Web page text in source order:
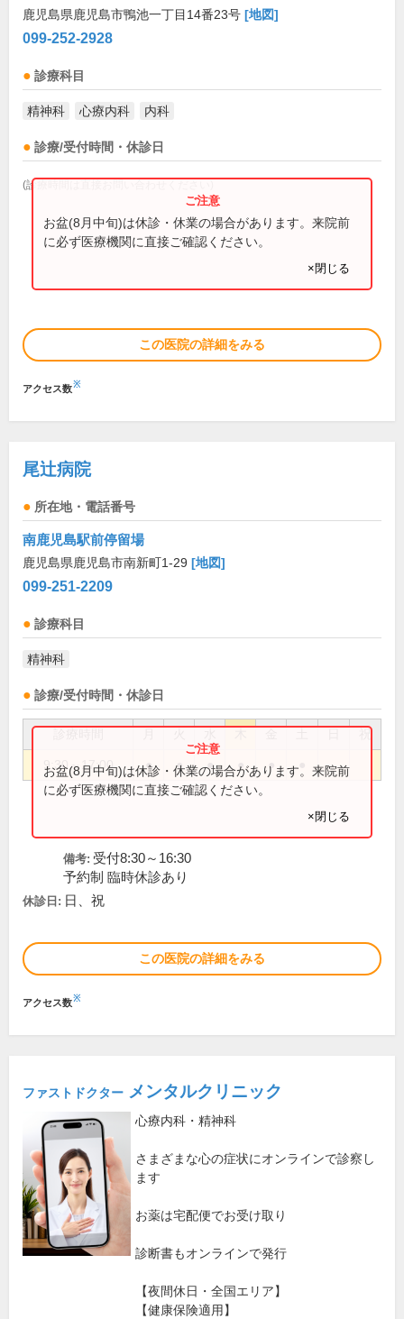
鹿児島県鹿児島市鴨池一丁目14番23号 [地図]
099-252-2928
診療科目
精神科 心療内科 内科
診療/受付時間・休診日
(診療時間は直接お問い合わせください)
お盆(8月中旬)は休診・休業の場合があります。来院前
に必ず医療機関に直接ご確認ください。
×閉じる
この医院の詳細をみる
アクセス数※
尾辻病院
所在地・電話番号
南鹿児島駅前停留場
鹿児島県鹿児島市南新町1-29 [地図]
099-251-2209
診療科目
精神科
診療/受付時間・休診日
祝
9:30～17:00 ● ● ● ● ●
お盆(8月中旬)は休診・休業の場合があります。来院前
に必ず医療機関に直接ご確認ください。
×閉じる
備考: 受付8:30～16:30
予約制 臨時休診あり
休診日: 日、祝
この医院の詳細をみる
アクセス数※
ファストドクター メンタルクリニック
心療内科・精神科
さまざまな心の症状にオンラインで診察し
ます
お薬は宅配便でお受け取り
診断書もオンラインで発行
【夜間休日・全国エリア】
【健康保険適用】